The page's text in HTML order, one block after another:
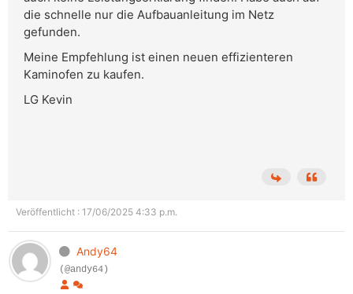
die schnelle nur die Aufbauanleitung im Netz
gefunden.
Meine Empfehlung ist einen neuen effizienteren
Kaminofen zu kaufen.
LG Kevin
Veröffentlicht : 17/06/2025 4:33 p.m.
Andy64
(@andy64)